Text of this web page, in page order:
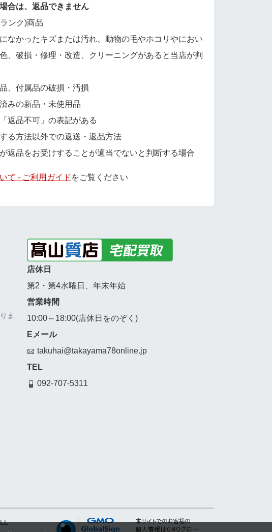
合は、返品できません
ンク)商品
なかったキズまたは汚れ、動物の毛やホコリやにおい
、破損・修理・改造、クリーニングがあると当店が判
、付属品の破損・汚損
みの新品・未使用品
返品不可」の表記がある
る方法以外での返送・返品方法
返品をお受けすることが適当でないと判断する場合
て - ご利用ガイド をご覧ください
ま
店休日
第2・第4水曜日、年末年始
営業時間
10:00～18:00(店休日をのぞく)
Eメール
takuhai@takayama78online.jp
TEL
092-707-5311